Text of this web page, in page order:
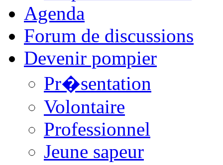
Agenda
Forum de discussions
Devenir pompier
Pr�sentation
Volontaire
Professionnel
Jeune sapeur